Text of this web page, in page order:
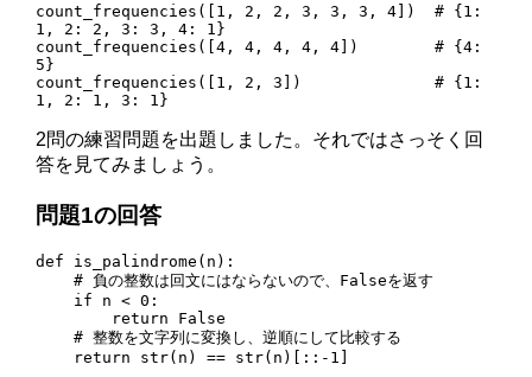
count_frequencies([1, 2, 2, 3, 3, 3, 4])  # {1:
1, 2: 2, 3: 3, 4: 1}
count_frequencies([4, 4, 4, 4, 4])        # {4:
5}
count_frequencies([1, 2, 3])              # {1:
1, 2: 1, 3: 1}
2問の練習問題を出題しました。それではさっそく回
答を見てみましょう。
問題1の回答
def is_palindrome(n):
    # 負の整数は回文にはならないので、Falseを返す
    # 整数を文字列に変換し、逆順にして比較する